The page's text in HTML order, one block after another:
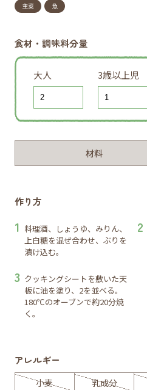
主菜 魚
食材・調味料分量
大人 3歳以上児
材料
作り方
料理酒、しょうゆ、みりん、
上白糖を混ぜ合わせ、ぶりを
漬け込む。
クッキングシートを敷いた天
板に油を塗り、2を並べる。
180℃のオーブンで約20分焼
く。
アレルギー
小麦 乳成分